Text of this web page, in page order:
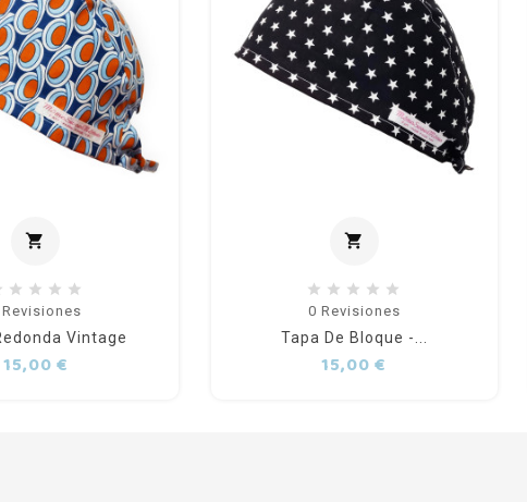
shopping_cart
Revisiones
Vintage
15,00 €
shopping_cart
0 Revisiones
Tapa De Bloque -...
15,00 €